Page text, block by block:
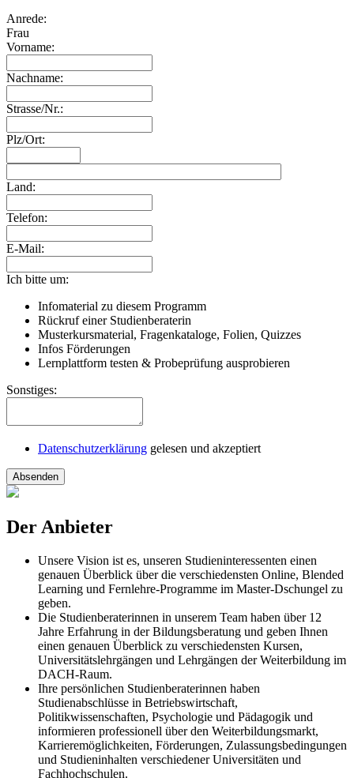
Anrede:
Frau
Vorname:
Nachname:
Strasse/Nr.:
Plz/Ort:
Land:
Telefon:
E-Mail:
Ich bitte um:
Infomaterial zu diesem Programm
Rückruf einer Studienberaterin
Musterkursmaterial, Fragenkataloge, Folien, Quizzes
Infos Förderungen
Lernplattform testen & Probeprüfung ausprobieren
Sonstiges:
Datenschutzerklärung gelesen und akzeptiert
Absenden
Der Anbieter
Unsere Vision ist es, unseren Studieninteressenten einen
genauen Überblick über die verschiedensten Online, Blended
Learning und Fernlehre-Programme im Master-Dschungel zu
geben.
Die Studienberaterinnen in unserem Team haben über 12
Jahre Erfahrung in der Bildungsberatung und geben Ihnen
einen genauen Überblick zu verschiedensten Kursen,
Universitätslehrgängen und Lehrgängen der Weiterbildung im
DACH-Raum.
Ihre persönlichen Studienberaterinnen haben
Studienabschlüsse in Betriebswirtschaft,
Politikwissenschaften, Psychologie und Pädagogik und
informieren professionell über den Weiterbildungsmarkt,
Karrieremöglichkeiten, Förderungen, Zulassungsbedingungen
und Studieninhalten verschiedener Universitäten und
Fachhochschulen.